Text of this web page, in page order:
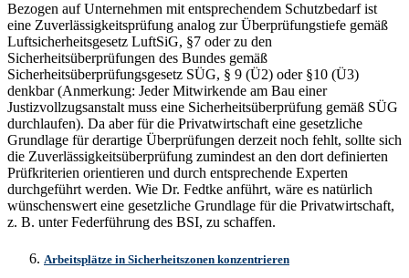
Bezogen auf Unternehmen mit entsprechendem Schutzbedarf ist
eine Zuverlässigkeitsprüfung analog zur Überprüfungstiefe gemäß
Luftsicherheitsgesetz LuftSiG, §7 oder zu den
Sicherheitsüberprüfungen des Bundes gemäß
Sicherheitsüberprüfungsgesetz SÜG, § 9 (Ü2) oder §10 (Ü3)
denkbar (Anmerkung: Jeder Mitwirkende am Bau einer
Justizvollzugsanstalt muss eine Sicherheitsüberprüfung gemäß SÜG
durchlaufen). Da aber für die Privatwirtschaft eine gesetzliche
Grundlage für derartige Überprüfungen derzeit noch fehlt, sollte sich
die Zuverlässigkeitsüberprüfung zumindest an den dort definierten
Prüfkriterien orientieren und durch entsprechende Experten
durchgeführt werden. Wie Dr. Fedtke anführt, wäre es natürlich
wünschenswert eine gesetzliche Grundlage für die Privatwirtschaft,
z. B. unter Federführung des BSI, zu schaffen.
Arbeitsplätze in Sicherheitszonen konzentrieren